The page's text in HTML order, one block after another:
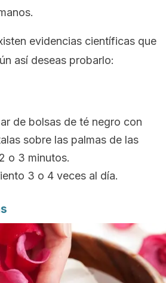
evidencias científicas que
así deseas probarlo:
de bolsas de té negro con
sobre las palmas de las
o 3 minutos.
3 o 4 veces al día.